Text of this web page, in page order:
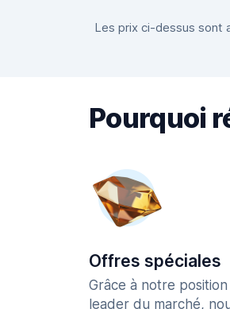
Les prix ci-dessus sont
Pourquoi
Offres spéciales
Grâce à notre position
leader du marché,